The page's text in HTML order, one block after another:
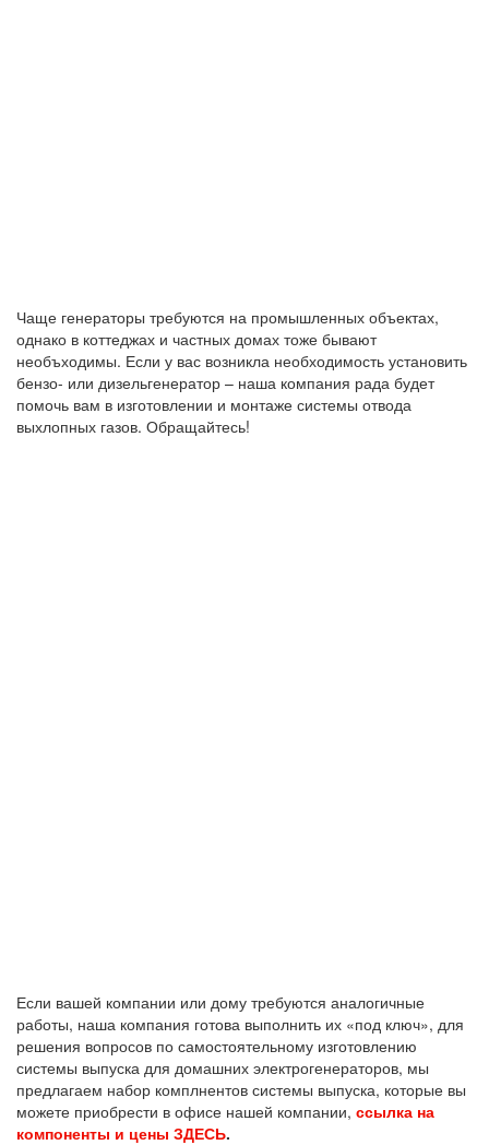
Чаще генераторы требуются на промышленных объектах,
однако в коттеджах и частных домах тоже бывают
необъходимы. Если у вас возникла необходимость установить
бензо- или дизельгенератор – наша компания рада будет
помочь вам в изготовлении и монтаже системы отвода
выхлопных газов. Обращайтесь!
Если вашей компании или дому требуются аналогичные
работы, наша компания готова выполнить их «под ключ», для
решения вопросов по самостоятельному изготовлению
системы выпуска для домашних электрогенераторов, мы
предлагаем набор комплнентов системы выпуска, которые вы
можете приобрести в офисе нашей компании, ссылка на
компоненты и цены ЗДЕСЬ.